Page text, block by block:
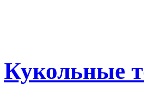
Кукольные